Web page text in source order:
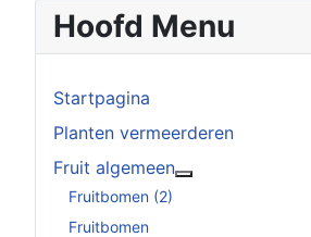
Hoofd Menu
Startpagina
Planten vermeerderen
Fruit algemeen
Meer over:
Fruitbomen (2)
Fruitbomen